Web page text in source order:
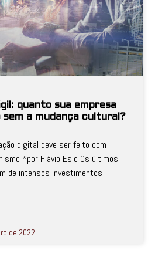
quanto sua empresa
sem a mudança cultural?
digital deve ser feito com
*por Flávio Esio Os últimos
de intensos investimentos
de 2022